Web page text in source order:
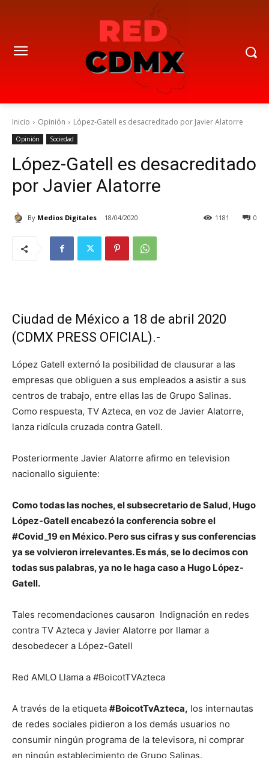
Inicio Opinión López-Gatell es desacreditado por Javier Alatorre
Opinión Sociedad
López-Gatell es desacreditado
por Javier Alatorre
By Medios Digitales 18/04/2020 0
1181
Ciudad de México a 18 de abril 2020
(CDMX PRESS OFICIAL).-
López Gatell externó la posibilidad de clausurar a las
empresas que obliguen a sus empleados a asistir a sus
centros de trabajo, entre ellas las de Grupo Salinas.
Como respuesta, TV Azteca, en voz de Javier Alatorre,
lanza ridícula cruzada contra Gatell.
Posteriormente Javier Alatorre afirmo en television
nacionallo siguiente:
Como todas las noches, el subsecretario de Salud, Hugo
López-Gatell encabezó la conferencia sobre el
#Covid_19 en México. Pero sus cifras y sus conferencias
ya se volvieron irrelevantes. Es más, se lo decimos con
todas sus palabras, ya no le haga caso a Hugo López-
Gatell.
Tales recomendaciones causaron Indignación en redes
contra TV Azteca y Javier Alatorre por llamar a
desobedecer a López-Gatell
Red AMLO Llama a #BoicotTVAzteca
A través de la etiqueta #BoicotTvAzteca, los internautas
de redes sociales pidieron a los demás usuarios no
consumir ningún programa de la televisora, ni comprar
en ningún establecimiento de Grupo Salinas.